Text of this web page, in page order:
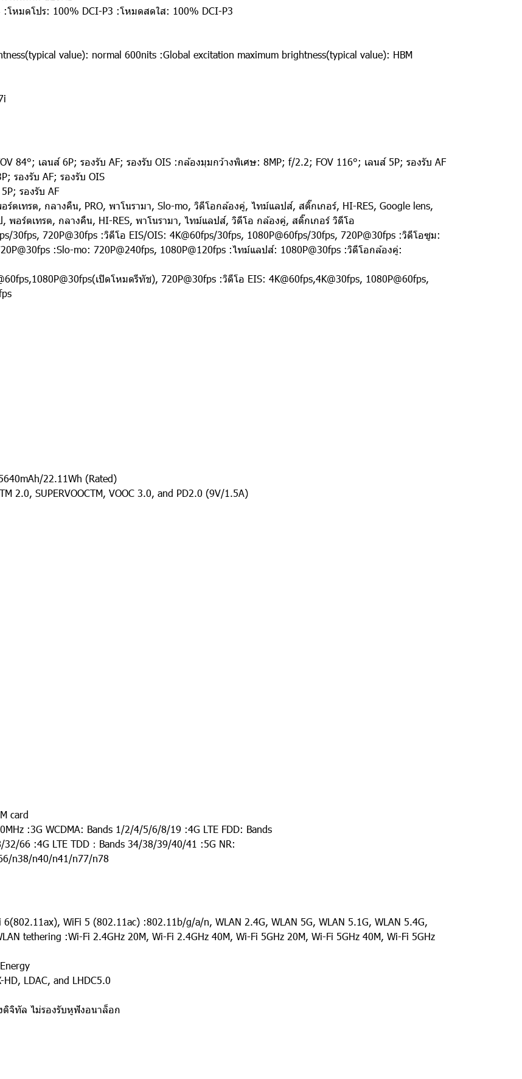
โหมดโปร: 100% DCI-P3 :โหมดสดใส: 100% DCI-P3
value): normal 600nits :Global excitation maximum brightness(typical value): HBM
84°; เลนส์ 6P; รองรับ AF; รองรับ OIS :กล้องมุมกว้างพิเศษ: 8MP; f/2.2; FOV 116°; เลนส์ 5P; รองรับ AF
รองรับ AF; รองรับ OIS
รองรับ AF
ตเทรต, กลางคืน, PRO, พาโนรามา, Slo-mo, วิดีโอกล้องคู่, ไทม์แลปส์, สติ๊กเกอร์, HI-RES, Google lens,
, พอร์ตเทรต, กลางคืน, HI-RES, พาโนรามา, ไทม์แลปส์, วิดีโอ กล้องคู่, สติ๊กเกอร์ วิดีโอ
30fps, 720P@30fps :วิดีโอ EIS/OIS: 4K@60fps/30fps, 1080P@60fps/30fps, 720P@30fps :วิดีโอซูม:
:Slo-mo: 720P@240fps, 1080P@120fps :ไทม์แลปส์: 1080P@30fps :วิดีโอกล้องคู่:
เปิดโหมดรีทัช), 720P@30fps :วิดีโอ EIS: 4K@60fps,4K@30fps, 1080P@60fps,
22.11Wh (Rated)
2.0, SUPERVOOCTM, VOOC 3.0, and PD2.0 (9V/1.5A)
card
:3G WCDMA: Bands 1/2/4/5/6/8/19 :4G LTE FDD: Bands
66 :4G LTE TDD：Bands 34/38/39/40/41 :5G NR:
n38/n40/n41/n77/n78
6(802.11ax), WiFi 5 (802.11ac) :802.11b/g/a/n, WLAN 2.4G, WLAN 5G, WLAN 5.1G, WLAN 5.4G,
tethering :Wi-Fi 2.4GHz 20M, Wi-Fi 2.4GHz 40M, Wi-Fi 5GHz 20M, Wi-Fi 5GHz 40M, Wi-Fi 5GHz
LDAC, and LHDC5.0
ดิจิทัล ไม่รองรับหูฟังอนาล็อก